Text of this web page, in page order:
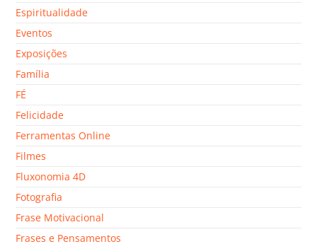
Espiritualidade
Eventos
Exposições
Família
FÉ
Felicidade
Ferramentas Online
Filmes
Fluxonomia 4D
Fotografia
Frase Motivacional
Frases e Pensamentos